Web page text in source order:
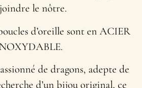
le nôtre.
d’oreille sont en ACIER
de dragons, adepte de
d’un bijou original, ce